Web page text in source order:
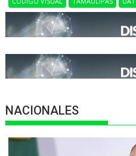
NACIONALES